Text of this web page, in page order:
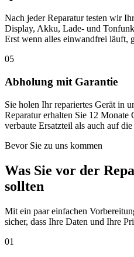
Nach jeder Reparatur testen wir
Display, Akku, Lade- und
Erst wenn alles einwandfrei läuft,
05
Abholung mit Garantie
Sie holen Ihr repariertes Gerät in
Reparatur erhalten Sie 12 Monate
verbaute Ersatzteil als auch auf
Bevor Sie zu uns kommen
Was Sie vor der
sollten
Mit ein paar einfachen
sicher, dass Ihre Daten und Ihre
01